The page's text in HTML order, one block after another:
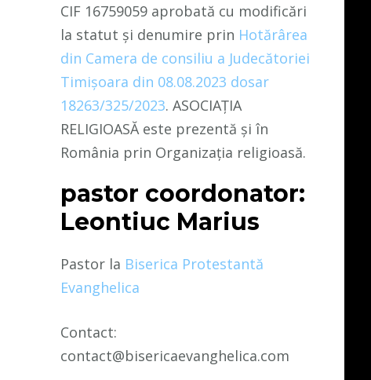
CIF 16759059 aprobată cu modificări
la statut și denumire prin Hotărârea
din Camera de consiliu a Judecătoriei
Timișoara din 08.08.2023 dosar
18263/325/2023. ASOCIAȚIA
RELIGIOASĂ este prezentă și în
România prin Organizația religioasă.
pastor coordonator:
Leontiuc Marius
Pastor la Biserica Protestantă
Evanghelica
Contact:
contact@bisericaevanghelica.com